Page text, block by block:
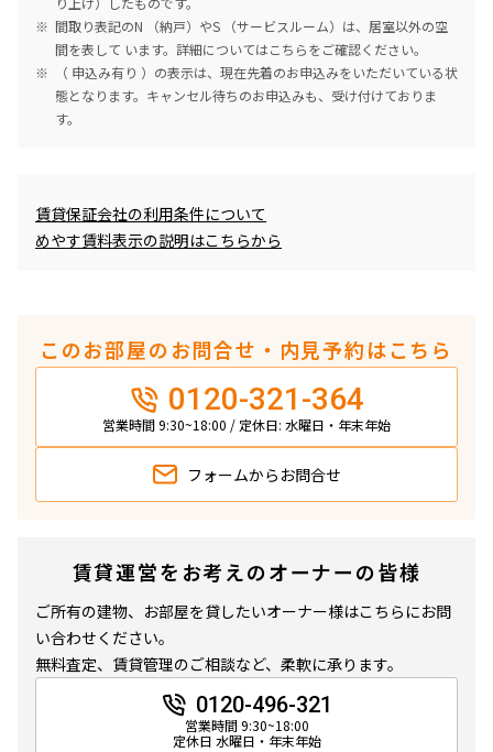
間取り表記のN （納戸）やS （サービスルーム）は、居室以外の空
間を表して います。詳細についてはこちらをご確認ください。
（ 申込み有り ）の表示は、現在先着のお申込みをいただいている状
態となります。キャンセル待ちのお申込みも、受け付けておりま
す。
賃貸保証会社の利用条件について
めやす賃料表示の説明はこちらから
このお部屋のお問合せ・内見予約はこちら
0120-321-364
営業時間 9:30~18:00 / 定休日: 水曜日・年末年始
フォームから お問合せ
賃貸運営をお考えのオーナーの皆様
ご所有の建物、お部屋を貸したいオーナー様はこちらにお問
い合わせください。
無料査定、賃貸管理のご相談など、柔軟に承ります。
0120-496-321
営業時間 9:30~18:00
定休日 水曜日・年末年始